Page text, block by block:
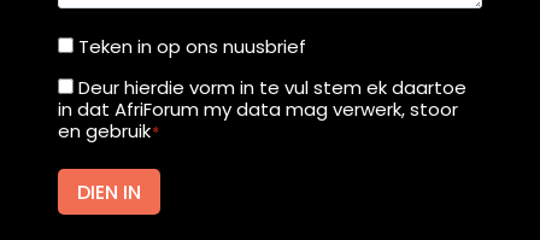
Teken
in
op
ons
nuusbrief
Teken in op ons nuusbrief
Deur
hierdie
te
Deur hierdie vorm in te vul stem ek daartoe
in dat AfriForum my data mag verwerk, stoor
en gebruik*
DIEN IN